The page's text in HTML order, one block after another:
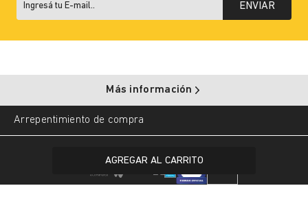
AGREGAR AL CARRITO
ENVIAR
Más información
Arrepentimiento de compra